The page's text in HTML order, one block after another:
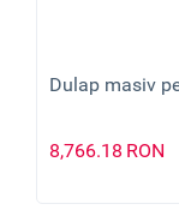
Dulap masiv
8,766.18 RON